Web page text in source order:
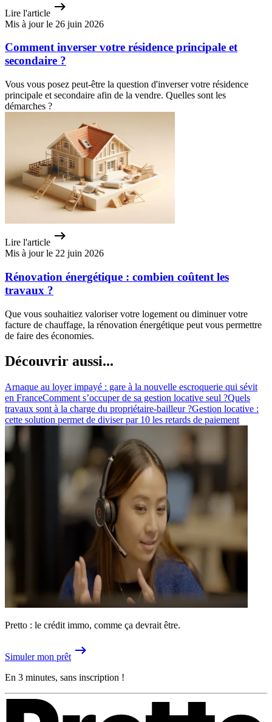
Lire l'article
Mis à jour le 26 juin 2026
Comment inverser votre résidence principale et
secondaire ?
Vous vous posez peut-être la question d'inverser votre résidence
principale et secondaire afin de la vendre. Quelles sont les
démarches ?
Lire l'article
Mis à jour le 22 juin 2026
Rénovation énergétique : combien coûtent les
travaux ?
Que vous souhaitiez valoriser votre logement ou diminuer votre
facture de chauffage, la rénovation énergétique peut vous permettre
de faire des économies.
Découvrir aussi...
Arnaque au loyer impayé : gare à la nouvelle escroquerie qui sévit
en FranceComment s’occuper de sa gestion locative seul ?Quels
travaux sont à la charge du propriétaire-bailleur ?Gestion locative :
cette solution permet de diviser par 10 les retards de paiement
Pretto : le crédit immo, comme ça devrait être.
Simuler mon prêt
En 3 minutes, sans inscription !